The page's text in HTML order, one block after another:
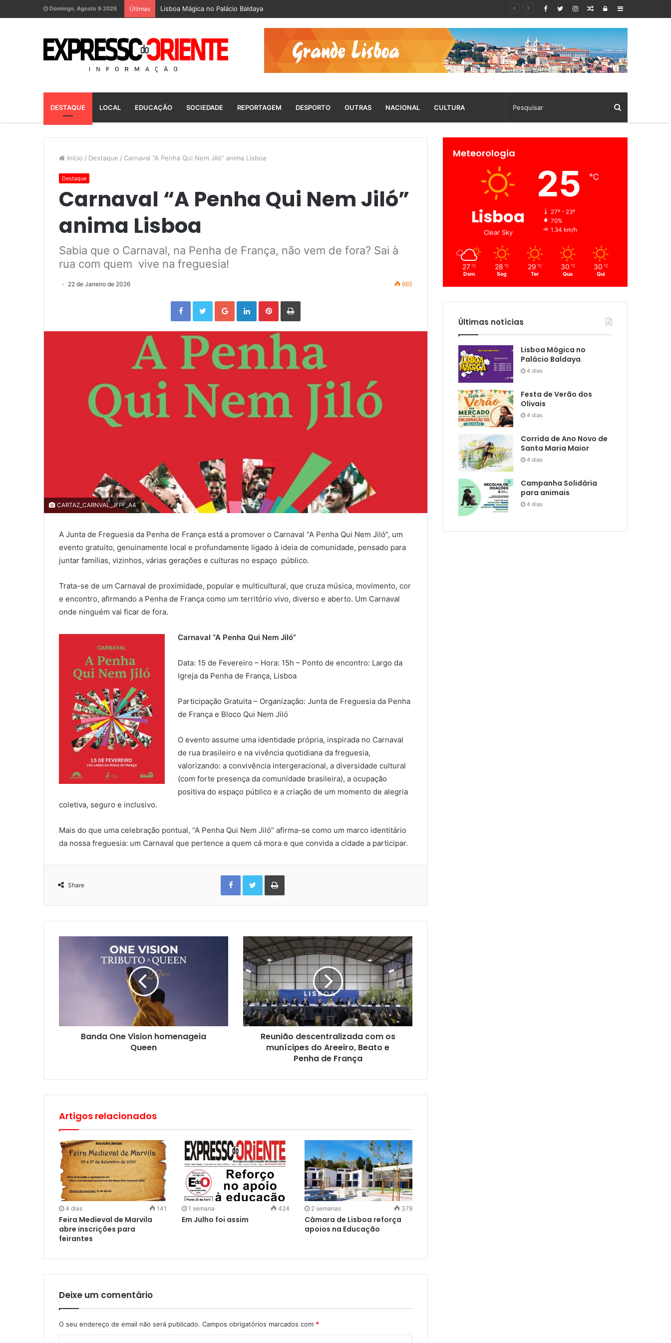
Domingo, Agosto 9 2026 Últimas Lisboa Mágica no Palácio Baldaya Sidebar
Log
Random
DESTAQUE LOCAL EDUCAÇÃO SOCIEDADE REPORTAGEM DESPORTO OUTRAS NACIONAL CULTURA
Início / Destaque / Carnaval “A Penha Qui Nem Jiló” anima Lisboa
Destaque
Carnaval “A Penha Qui Nem Jiló”
anima Lisboa
Sabia que o Carnaval, na Penha de França, não vem de fora? Sai à
rua com quem vive na freguesia!
22 de Janeiro de 2026 665
Facebook Twitter Google+ LinkedIn Pinterest
CARTAZ_CARNVAL_JFPF_A4
A Junta de Freguesia da Penha de França está a promover o Carnaval “A Penha Qui Nem Jiló”, um
evento gratuito, genuinamente local e profundamente ligado à ideia de comunidade, pensado para
juntar famílias, vizinhos, várias gerações e culturas no espaço público.
Trata-se de um Carnaval de proximidade, popular e multicultural, que cruza música, movimento, cor
e encontro, afirmando a Penha de França como um território vivo, diverso e aberto. Um Carnaval
onde ninguém vai ficar de fora.
Carnaval “A Penha Qui Nem Jiló”
Data: 15 de Fevereiro – Hora: 15h – Ponto de encontro: Largo da
Igreja da Penha de França, Lisboa
Participação Gratuita – Organização: Junta de Freguesia da Penha
de França e Bloco Qui Nem Jiló
O evento assume uma identidade própria, inspirada no Carnaval
de rua brasileiro e na vivência quotidiana da freguesia,
valorizando: a convivência intergeracional, a diversidade cultural
(com forte presença da comunidade brasileira), a ocupação
positiva do espaço público e a criação de um momento de alegria
coletiva, seguro e inclusivo.
Mais do que uma celebração pontual, “A Penha Qui Nem Jiló” afirma-se como um marco identitário
da nossa freguesia: um Carnaval que pertence a quem cá mora e que convida a cidade a participar.
Share
Facebook Twitter
Banda One Vision homenageia
Queen
Reunião descentralizada com os
munícipes do Areeiro, Beato e
Penha de França
Artigos relacionados
4 dias 141
Feira Medieval de Marvila
abre inscrições para
feirantes
1 semana 424
Em Julho foi assim
2 semanas 379
Câmara de Lisboa reforça
apoios na Educação
Deixe um comentário
O seu endereço de email não será publicado. Campos obrigatórios marcados com *
Meteorologia
Lisboa
Clear Sky
25 ℃
27º - 23º
70%
1.34 km/h
27 ℃
Dom
28 ℃
Seg
29 ℃
Ter
30 ℃
Qua
30 ℃
Qui
Últimas notícias
Lisboa Mágica no
Palácio Baldaya
4 dias
Festa de Verão dos
Olivais
4 dias
Corrida de Ano Novo de
Santa Maria Maior
4 dias
Campanha Solidária
para animais
4 dias